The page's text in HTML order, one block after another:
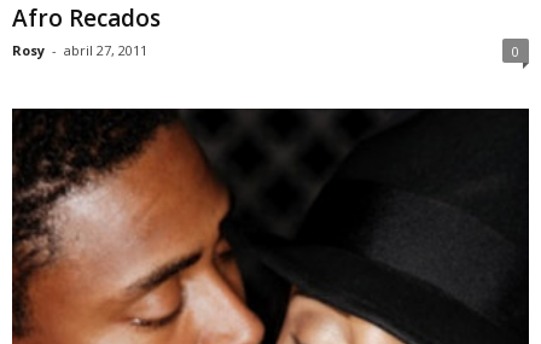
Afro Recados
Rosy - abril 27, 2011 0